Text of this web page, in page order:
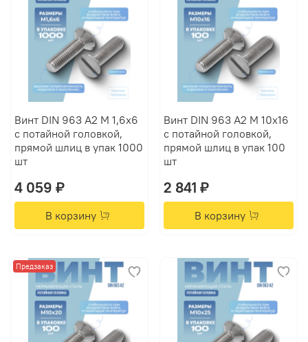
Винт DIN 963 А2 M 1,6х6
с потайной головкой,
прямой шлиц в упак 1000
шт
4 059 ₽
В корзину
Винт DIN 963 А2 M 10х16
с потайной головкой,
прямой шлиц в упак 100
шт
2 841 ₽
В корзину
Предзаказ